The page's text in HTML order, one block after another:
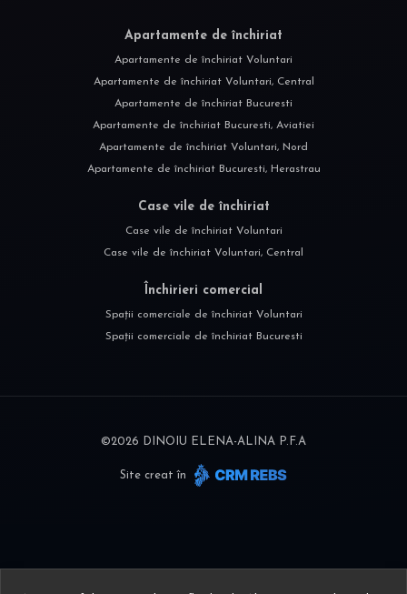
Apartamente de închiriat
Apartamente de închiriat Voluntari
Apartamente de închiriat Voluntari, Central
Apartamente de închiriat Bucuresti
Apartamente de închiriat Bucuresti, Aviatiei
Apartamente de închiriat Voluntari, Nord
Apartamente de închiriat Bucuresti, Herastrau
Case vile de închiriat
Case vile de închiriat Voluntari
Case vile de închiriat Voluntari, Central
Închirieri comercial
Spații comerciale de închiriat Voluntari
Spații comerciale de închiriat Bucuresti
©2026 DINOIU ELENA-ALINA P.F.A
Site creat în